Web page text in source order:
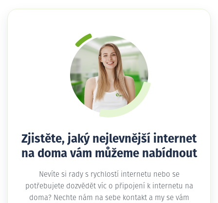
Zjistěte, jaký nejlevnější internet
na doma vám můžeme nabídnout
Nevíte si rady s rychlostí internetu nebo se
potřebujete dozvědět víc o připojení k internetu na
doma? Nechte nám na sebe kontakt a my se vám